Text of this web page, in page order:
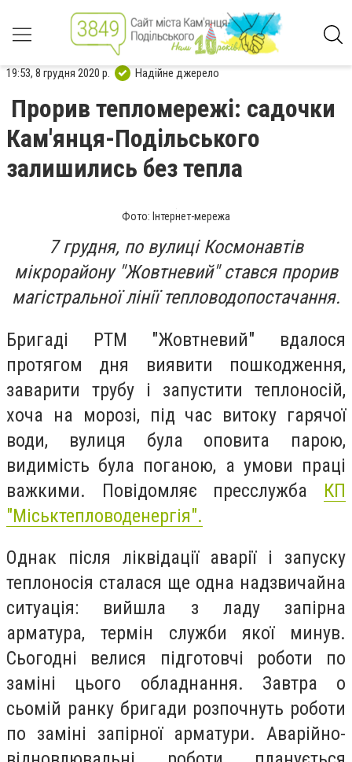
19:53, 8 грудня 2020 р. Надійне джерело
Прорив тепломережі: садочки
Кам'янця-Подільського
залишились без тепла
Фото: Інтернет-мережа
7 грудня, по вулиці Космонавтів
мікрорайону "Жовтневий" стався прорив
магістральної лінії тепловодопостачання.
Бригаді РТМ "Жовтневий" вдалося
протягом дня виявити пошкодження,
заварити трубу і запустити теплоносій,
хоча на морозі, під час витоку гарячої
води, вулиця була оповита парою,
видимість була поганою, а умови праці
важкими. Повідомляє пресслужба КП
"Міськтепловоденергія".
Однак після ліквідації аварії і запуску
теплоносія сталася ще одна надзвичайна
ситуація: вийшла з ладу запірна
арматура, термін служби якої минув.
Сьогодні велися підготовчі роботи по
заміні цього обладнання. Завтра о
сьомій ранку бригади розпочнуть роботи
по заміні запірної арматури. Аварійно-